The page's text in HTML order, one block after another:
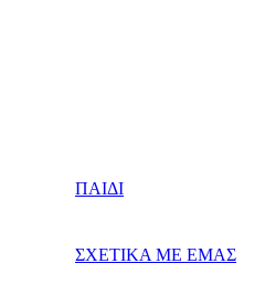
ΠΑΙΔΙ
ΣΧΕΤΙΚΑ ΜΕ ΕΜΑΣ